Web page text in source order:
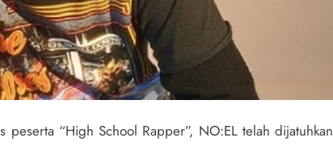
“High School Rapper”, NO:EL telah dijatuhkan